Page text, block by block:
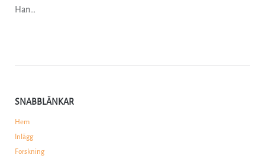
Han…
SNABBLÄNKAR
Hem
Inlägg
Forskning